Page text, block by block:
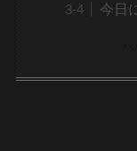
今日